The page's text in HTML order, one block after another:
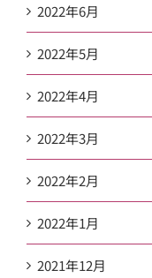
2022年6月
2022年5月
2022年4月
2022年3月
2022年2月
2022年1月
2021年12月